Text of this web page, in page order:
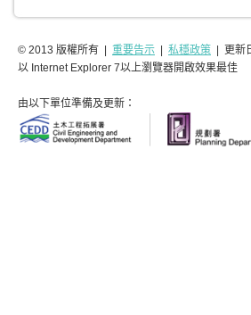
© 2013 版權所有 | 重要告示 私穩政策 | 更新
以 Internet Explorer 7以上瀏覽器開啟效果最佳
由以下單位準備及更新：